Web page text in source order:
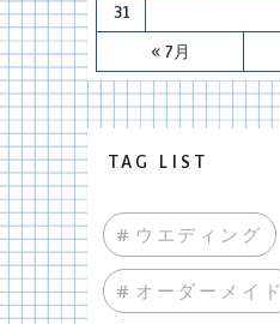
« 7月
31
TAG LIST
#ウエディング
#オーダーメイド